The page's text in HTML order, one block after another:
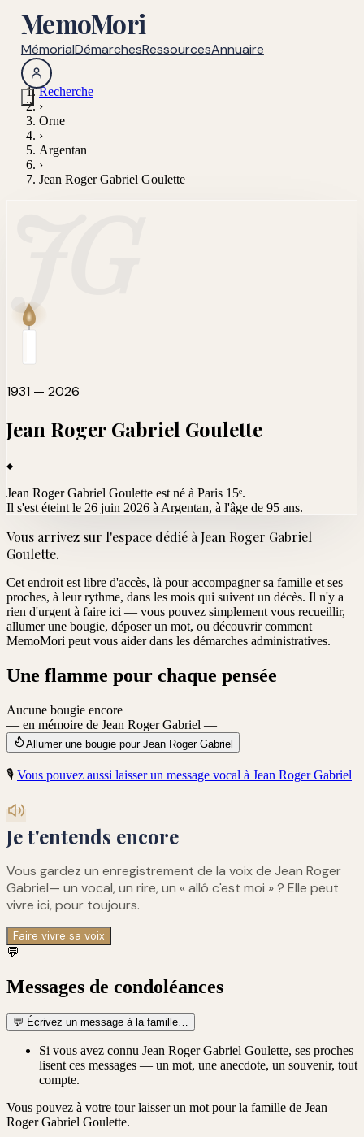
MemoMori
MémorialDémarchesRessourcesAnnuaire
Recherche
›
Orne
›
Argentan
›
Jean Roger Gabriel Goulette
1931 — 2026
Jean Roger Gabriel Goulette
Jean Roger Gabriel Goulette est né à Paris 15ᵉ.
Il s'est éteint le 26 juin 2026 à Argentan, à l'âge de 95 ans.
Vous arrivez sur l'espace dédié à Jean Roger Gabriel
Goulette.
Cet endroit est libre d'accès, là pour accompagner sa famille et ses
proches, à leur rythme, dans les mois qui suivent un décès. Il n'y a
rien d'urgent à faire ici — vous pouvez simplement vous recueillir,
allumer une bougie, déposer un mot, ou découvrir comment
MemoMori peut vous aider dans les démarches administratives.
Une flamme pour chaque pensée
Aucune bougie encore
— en mémoire de Jean Roger Gabriel —
Allumer une bougie pour Jean Roger Gabriel
🎙️ Vous pouvez aussi laisser un message vocal à Jean Roger Gabriel
Je t'entends encore
Vous gardez un enregistrement de la voix de Jean Roger
Gabriel— un vocal, un rire, un « allô c'est moi » ? Elle peut
vivre ici, pour toujours.
Faire vivre sa voix
💬
Messages de condoléances
💬 Écrivez un message à la famille…
Si vous avez connu Jean Roger Gabriel Goulette, ses proches
lisent ces messages — un mot, une anecdote, un souvenir, tout
compte.
Vous pouvez à votre tour laisser un mot pour la famille de Jean
Roger Gabriel Goulette.